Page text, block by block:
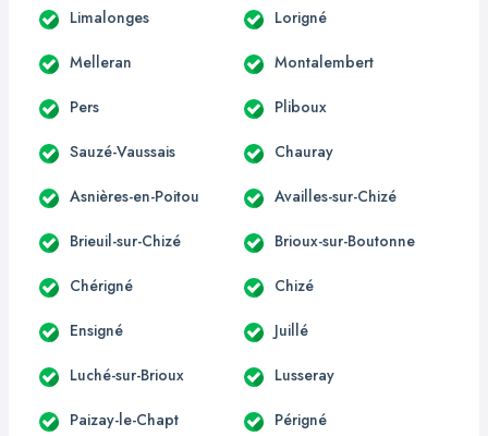
Limalonges Lorigné
Melleran Montalembert
Pers Pliboux
Sauzé-Vaussais Chauray
Asnières-en-Poitou Availles-sur-Chizé
Brieuil-sur-Chizé Brioux-sur-Boutonne
Chérigné Chizé
Ensigné Juillé
Luché-sur-Brioux Lusseray
Paizay-le-Chapt Périgné